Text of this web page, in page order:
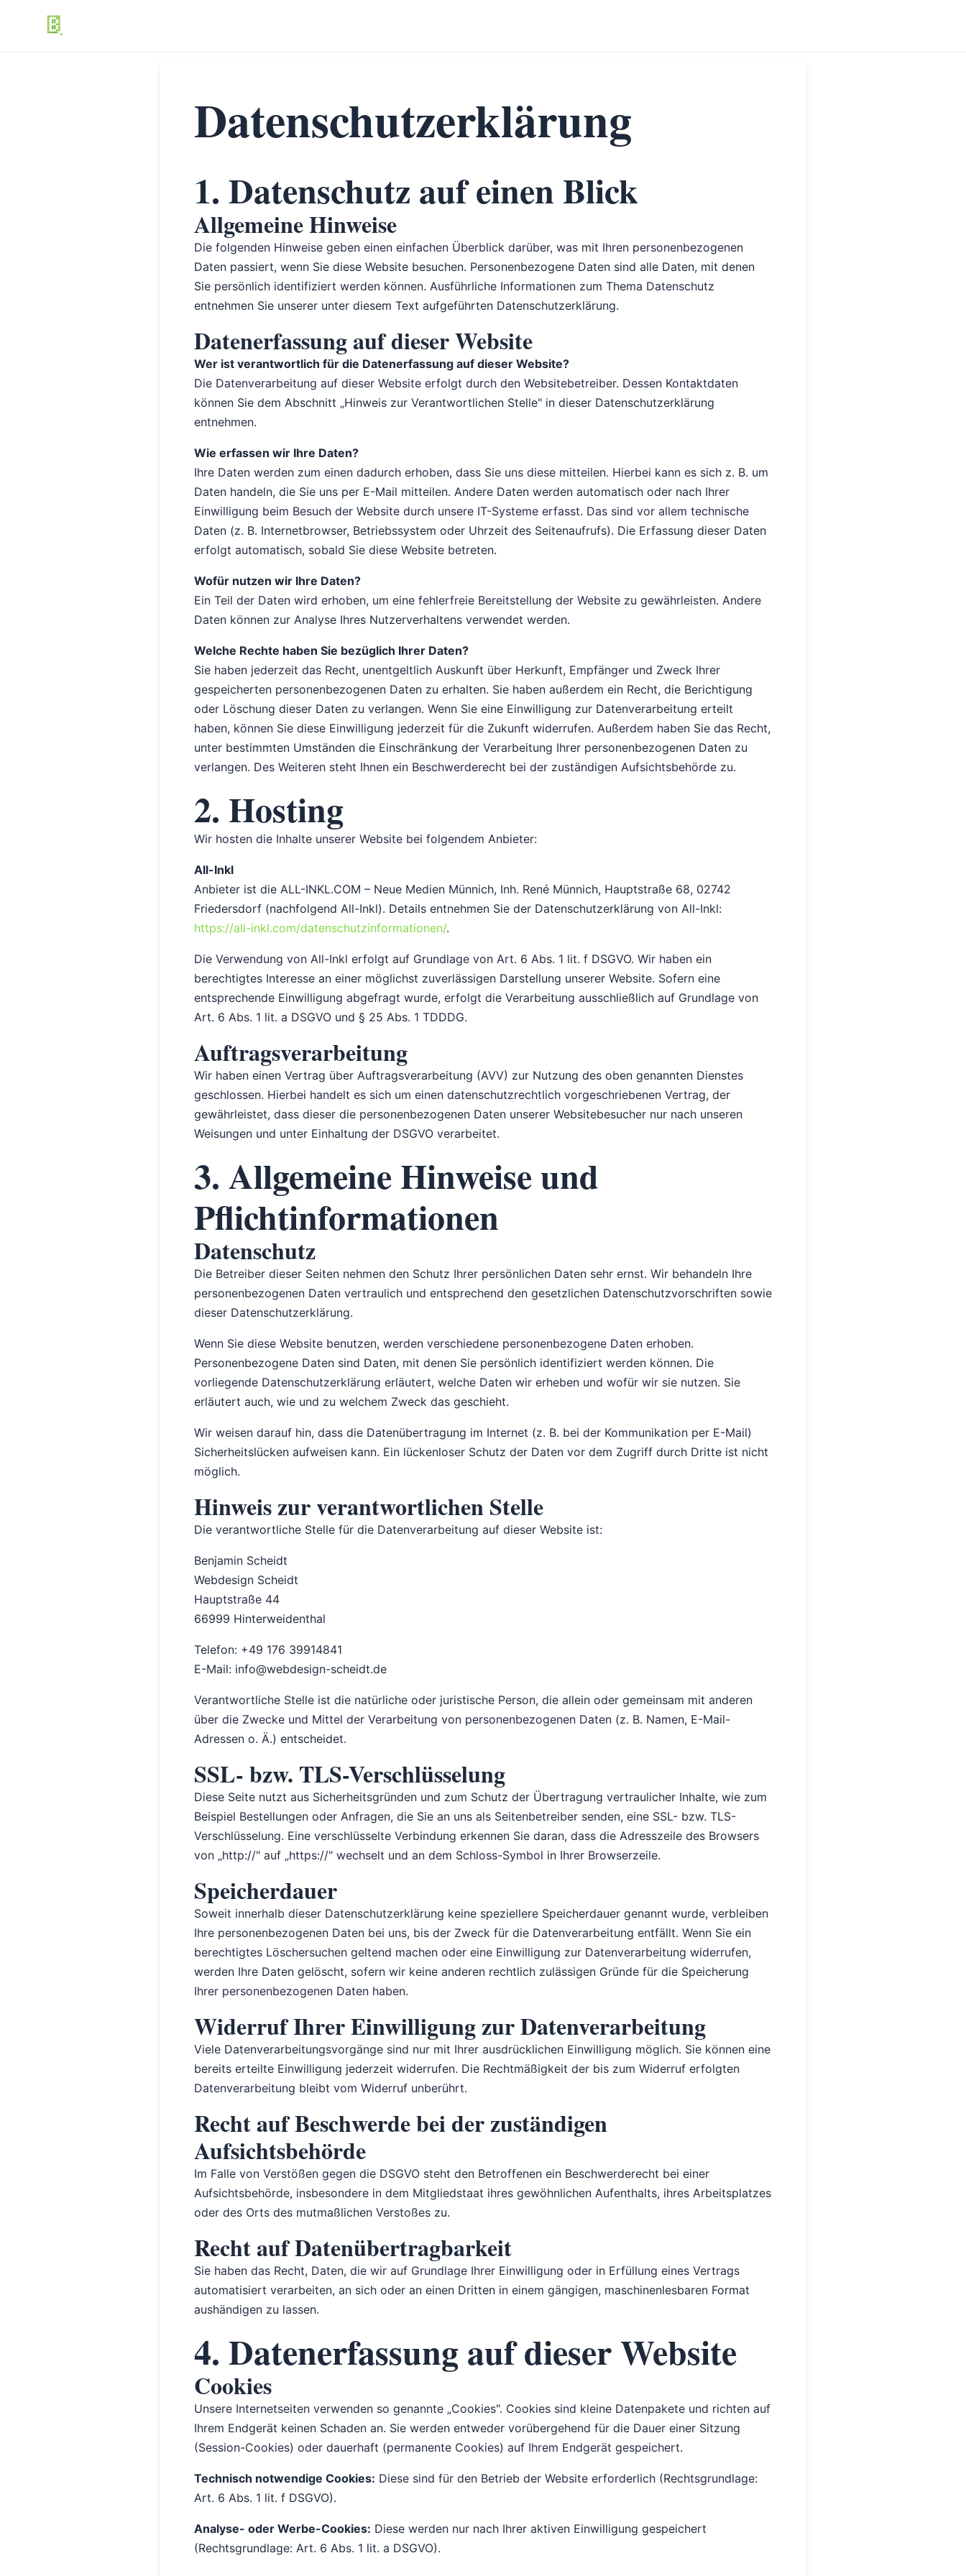
Datenschutzerklärung
1. Datenschutz auf einen Blick
Allgemeine Hinweise
Die folgenden Hinweise geben einen einfachen Überblick darüber, was mit Ihren personenbezogenen
Daten passiert, wenn Sie diese Website besuchen. Personenbezogene Daten sind alle Daten, mit denen
Sie persönlich identifiziert werden können. Ausführliche Informationen zum Thema Datenschutz
entnehmen Sie unserer unter diesem Text aufgeführten Datenschutzerklärung.
Datenerfassung auf dieser Website
Wer ist verantwortlich für die Datenerfassung auf dieser Website?
Die Datenverarbeitung auf dieser Website erfolgt durch den Websitebetreiber. Dessen Kontaktdaten
können Sie dem Abschnitt „Hinweis zur Verantwortlichen Stelle" in dieser Datenschutzerklärung
entnehmen.
Wie erfassen wir Ihre Daten?
Ihre Daten werden zum einen dadurch erhoben, dass Sie uns diese mitteilen. Hierbei kann es sich z. B. um
Daten handeln, die Sie uns per E-Mail mitteilen. Andere Daten werden automatisch oder nach Ihrer
Einwilligung beim Besuch der Website durch unsere IT-Systeme erfasst. Das sind vor allem technische
Daten (z. B. Internetbrowser, Betriebssystem oder Uhrzeit des Seitenaufrufs). Die Erfassung dieser Daten
erfolgt automatisch, sobald Sie diese Website betreten.
Wofür nutzen wir Ihre Daten?
Ein Teil der Daten wird erhoben, um eine fehlerfreie Bereitstellung der Website zu gewährleisten. Andere
Daten können zur Analyse Ihres Nutzerverhaltens verwendet werden.
Welche Rechte haben Sie bezüglich Ihrer Daten?
Sie haben jederzeit das Recht, unentgeltlich Auskunft über Herkunft, Empfänger und Zweck Ihrer
gespeicherten personenbezogenen Daten zu erhalten. Sie haben außerdem ein Recht, die Berichtigung
oder Löschung dieser Daten zu verlangen. Wenn Sie eine Einwilligung zur Datenverarbeitung erteilt
haben, können Sie diese Einwilligung jederzeit für die Zukunft widerrufen. Außerdem haben Sie das Recht,
unter bestimmten Umständen die Einschränkung der Verarbeitung Ihrer personenbezogenen Daten zu
verlangen. Des Weiteren steht Ihnen ein Beschwerderecht bei der zuständigen Aufsichtsbehörde zu.
2. Hosting
Wir hosten die Inhalte unserer Website bei folgendem Anbieter:
All-Inkl
Anbieter ist die ALL-INKL.COM – Neue Medien Münnich, Inh. René Münnich, Hauptstraße 68, 02742
Friedersdorf (nachfolgend All-Inkl). Details entnehmen Sie der Datenschutzerklärung von All-Inkl:
https://all-inkl.com/datenschutzinformationen/.
Die Verwendung von All-Inkl erfolgt auf Grundlage von Art. 6 Abs. 1 lit. f DSGVO. Wir haben ein
berechtigtes Interesse an einer möglichst zuverlässigen Darstellung unserer Website. Sofern eine
entsprechende Einwilligung abgefragt wurde, erfolgt die Verarbeitung ausschließlich auf Grundlage von
Art. 6 Abs. 1 lit. a DSGVO und § 25 Abs. 1 TDDDG.
Auftragsverarbeitung
Wir haben einen Vertrag über Auftragsverarbeitung (AVV) zur Nutzung des oben genannten Dienstes
geschlossen. Hierbei handelt es sich um einen datenschutzrechtlich vorgeschriebenen Vertrag, der
gewährleistet, dass dieser die personenbezogenen Daten unserer Websitebesucher nur nach unseren
Weisungen und unter Einhaltung der DSGVO verarbeitet.
3. Allgemeine Hinweise und
Pflichtinformationen
Datenschutz
Die Betreiber dieser Seiten nehmen den Schutz Ihrer persönlichen Daten sehr ernst. Wir behandeln Ihre
personenbezogenen Daten vertraulich und entsprechend den gesetzlichen Datenschutzvorschriften sowie
dieser Datenschutzerklärung.
Wenn Sie diese Website benutzen, werden verschiedene personenbezogene Daten erhoben.
Personenbezogene Daten sind Daten, mit denen Sie persönlich identifiziert werden können. Die
vorliegende Datenschutzerklärung erläutert, welche Daten wir erheben und wofür wir sie nutzen. Sie
erläutert auch, wie und zu welchem Zweck das geschieht.
Wir weisen darauf hin, dass die Datenübertragung im Internet (z. B. bei der Kommunikation per E-Mail)
Sicherheitslücken aufweisen kann. Ein lückenloser Schutz der Daten vor dem Zugriff durch Dritte ist nicht
möglich.
Hinweis zur verantwortlichen Stelle
Die verantwortliche Stelle für die Datenverarbeitung auf dieser Website ist:
Benjamin Scheidt
Webdesign Scheidt
Hauptstraße 44
66999 Hinterweidenthal
Telefon: +49 176 39914841
E-Mail: info@webdesign-scheidt.de
Verantwortliche Stelle ist die natürliche oder juristische Person, die allein oder gemeinsam mit anderen
über die Zwecke und Mittel der Verarbeitung von personenbezogenen Daten (z. B. Namen, E-Mail-
Adressen o. Ä.) entscheidet.
SSL- bzw. TLS-Verschlüsselung
Diese Seite nutzt aus Sicherheitsgründen und zum Schutz der Übertragung vertraulicher Inhalte, wie zum
Beispiel Bestellungen oder Anfragen, die Sie an uns als Seitenbetreiber senden, eine SSL- bzw. TLS-
Verschlüsselung. Eine verschlüsselte Verbindung erkennen Sie daran, dass die Adresszeile des Browsers
von „http://" auf „https://" wechselt und an dem Schloss-Symbol in Ihrer Browserzeile.
Speicherdauer
Soweit innerhalb dieser Datenschutzerklärung keine speziellere Speicherdauer genannt wurde, verbleiben
Ihre personenbezogenen Daten bei uns, bis der Zweck für die Datenverarbeitung entfällt. Wenn Sie ein
berechtigtes Löschersuchen geltend machen oder eine Einwilligung zur Datenverarbeitung widerrufen,
werden Ihre Daten gelöscht, sofern wir keine anderen rechtlich zulässigen Gründe für die Speicherung
Ihrer personenbezogenen Daten haben.
Widerruf Ihrer Einwilligung zur Datenverarbeitung
Viele Datenverarbeitungsvorgänge sind nur mit Ihrer ausdrücklichen Einwilligung möglich. Sie können eine
bereits erteilte Einwilligung jederzeit widerrufen. Die Rechtmäßigkeit der bis zum Widerruf erfolgten
Datenverarbeitung bleibt vom Widerruf unberührt.
Recht auf Beschwerde bei der zuständigen
Aufsichtsbehörde
Im Falle von Verstößen gegen die DSGVO steht den Betroffenen ein Beschwerderecht bei einer
Aufsichtsbehörde, insbesondere in dem Mitgliedstaat ihres gewöhnlichen Aufenthalts, ihres Arbeitsplatzes
oder des Orts des mutmaßlichen Verstoßes zu.
Recht auf Datenübertragbarkeit
Sie haben das Recht, Daten, die wir auf Grundlage Ihrer Einwilligung oder in Erfüllung eines Vertrags
automatisiert verarbeiten, an sich oder an einen Dritten in einem gängigen, maschinenlesbaren Format
aushändigen zu lassen.
4. Datenerfassung auf dieser Website
Cookies
Unsere Internetseiten verwenden so genannte „Cookies". Cookies sind kleine Datenpakete und richten auf
Ihrem Endgerät keinen Schaden an. Sie werden entweder vorübergehend für die Dauer einer Sitzung
(Session-Cookies) oder dauerhaft (permanente Cookies) auf Ihrem Endgerät gespeichert.
Technisch notwendige Cookies: Diese sind für den Betrieb der Website erforderlich (Rechtsgrundlage:
Art. 6 Abs. 1 lit. f DSGVO).
Analyse- oder Werbe-Cookies: Diese werden nur nach Ihrer aktiven Einwilligung gespeichert
(Rechtsgrundlage: Art. 6 Abs. 1 lit. a DSGVO).